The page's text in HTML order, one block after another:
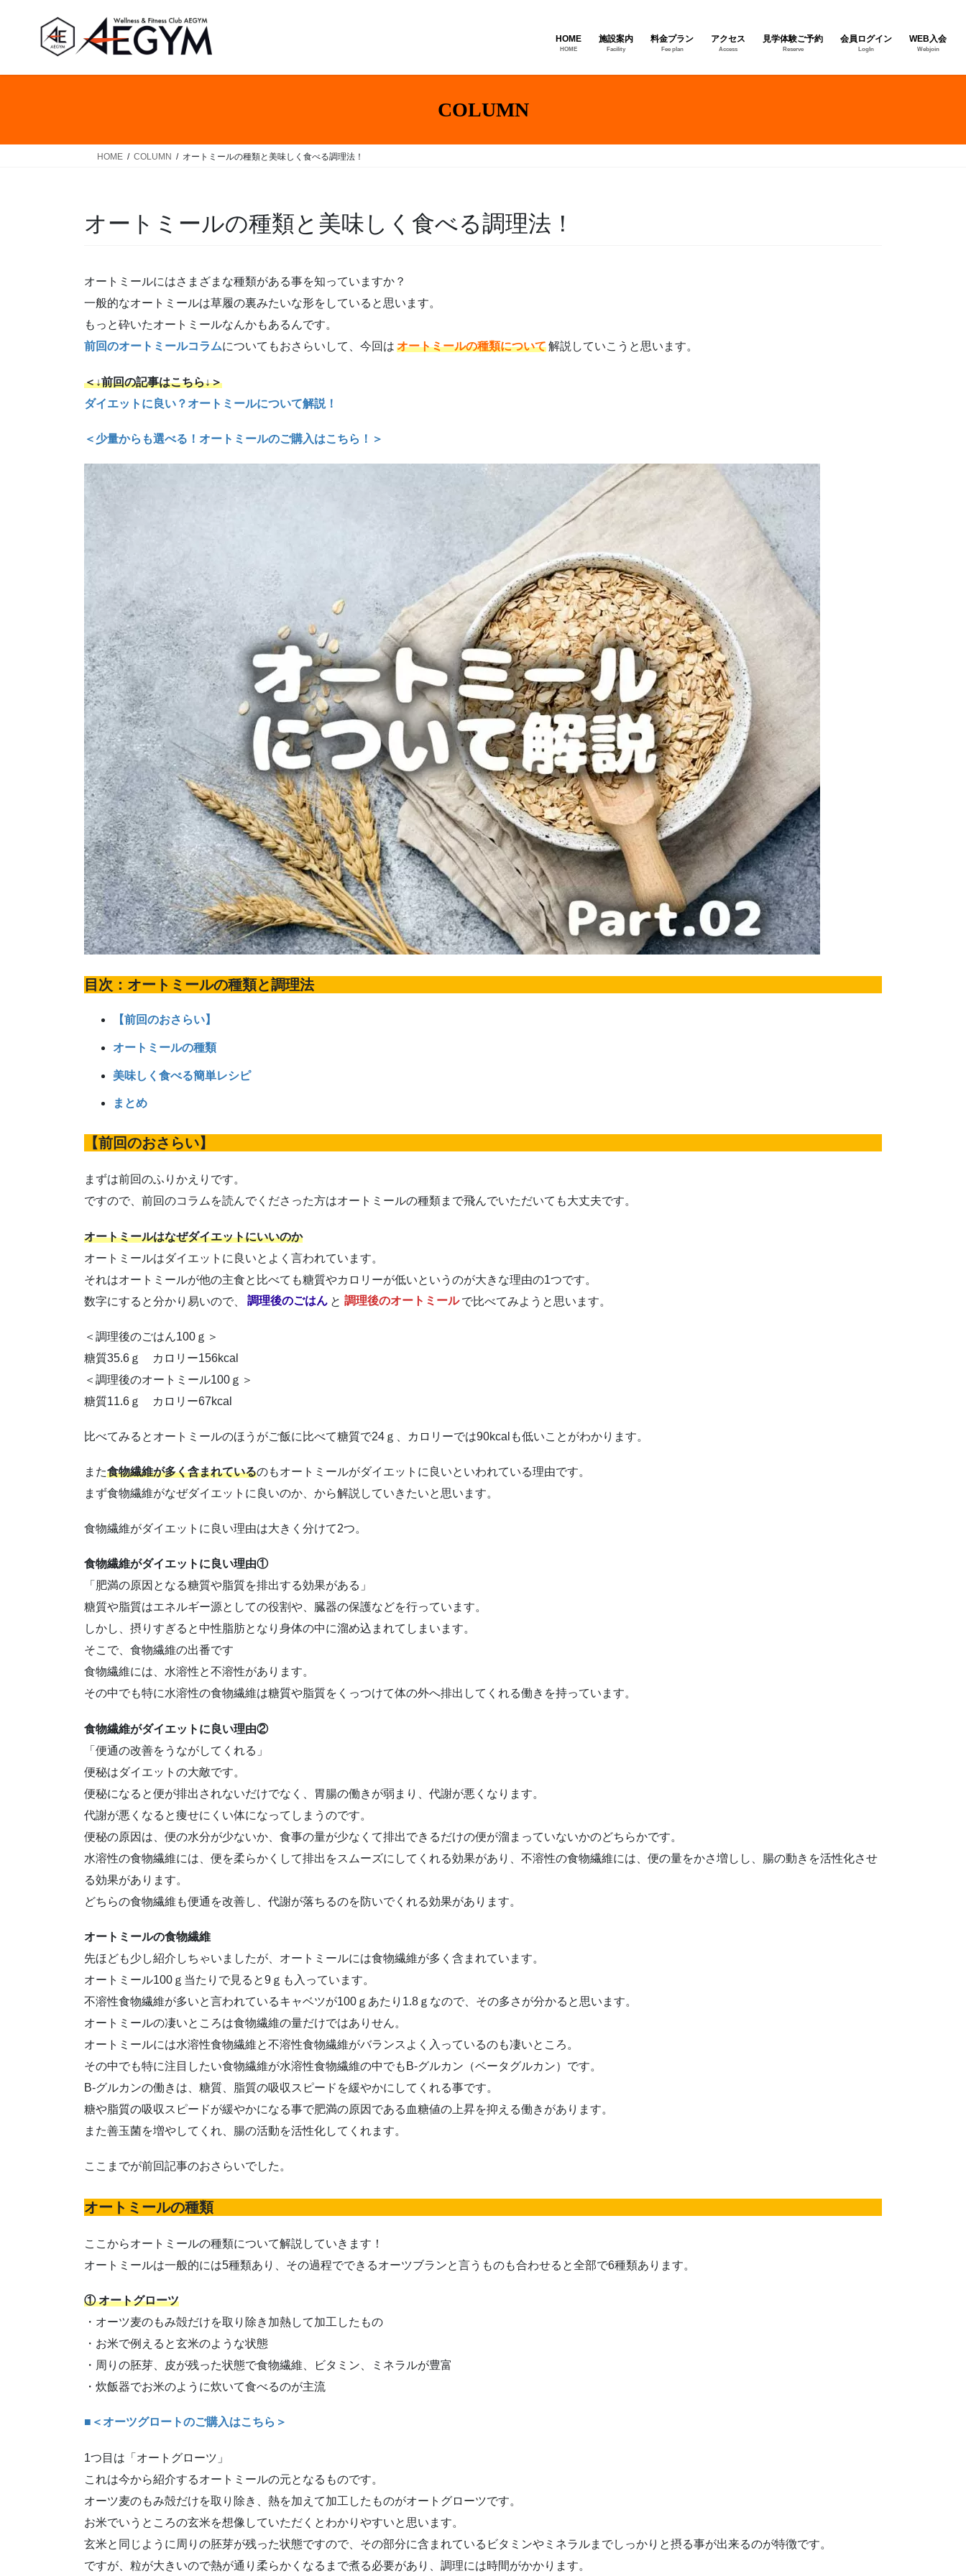
ツ
ッ
シ
移
HOME
HOME
施設案内
Facility
料金プラン
Fee plan
アクセス
Access
見学体験ご予約
Reserve
会員ログイン
LogIn
WEB入会
Webjoin
COLUMN
HOME COLUMN オートミールの種類と美味しく食べる調理法！
オートミールの種類と美味しく食べる調理法！
オートミールにはさまざまな種類がある事を知っていますか？
一般的なオートミールは草履の裏みたいな形をしていると思います。
もっと砕いたオートミールなんかもあるんです。
前回のオートミールコラムについてもおさらいして、今回は オートミールの種類について解説していこうと思います。
＜↓前回の記事はこちら↓＞
ダイエットに良い？オートミールについて解説！
＜少量からも選べる！オートミールのご購入はこちら！＞
目次：オートミールの種類と調理法
【前回のおさらい】
オートミールの種類
美味しく食べる簡単レシピ
まとめ
【前回のおさらい】
まずは前回のふりかえりです。
ですので、前回のコラムを読んでくださった方はオートミールの種類まで飛んでいただいても大丈夫です。
オートミールはなぜダイエットにいいのか
オートミールはダイエットに良いとよく言われています。
それはオートミールが他の主食と比べても糖質やカロリーが低いというのが大きな理由の1つです。
数字にすると分かり易いので、
調理後のごはん と 調理後のオートミール で比べてみようと思います。
＜調理後のごはん100ｇ＞
糖質35.6ｇ カロリー156kcal
＜調理後のオートミール100ｇ＞
糖質11.6ｇ カロリー67kcal
比べてみるとオートミールのほうがご飯に比べて糖質で24ｇ、カロリーでは90kcalも低いことがわかります。
また食物繊維が多く含まれているのもオートミールがダイエットに良いといわれている理由です。
まず食物繊維がなぜダイエットに良いのか、から解説していきたいと思います。
食物繊維がダイエットに良い理由は大きく分けて2つ。
食物繊維がダイエットに良い理由①
「肥満の原因となる糖質や脂質を排出する効果がある」
糖質や脂質はエネルギー源としての役割や、臓器の保護などを行っています。
しかし、摂りすぎると中性脂肪となり身体の中に溜め込まれてしまいます。
そこで、食物繊維の出番です
食物繊維には、水溶性と不溶性があります。
その中でも特に水溶性の食物繊維は糖質や脂質をくっつけて体の外へ排出してくれる働きを持っています。
食物繊維がダイエットに良い理由②
「便通の改善をうながしてくれる」
便秘はダイエットの大敵です。
便秘になると便が排出されないだけでなく、胃腸の働きが弱まり、代謝が悪くなります。
代謝が悪くなると痩せにくい体になってしまうのです。
便秘の原因は、便の水分が少ないか、食事の量が少なくて排出できるだけの便が溜まっていないかのどちらかです。
水溶性の食物繊維には、便を柔らかくして排出をスムーズにしてくれる効果があり、不溶性の食物繊維には、便の量をかさ増しし、腸の動きを活性化させ
る効果があります。
どちらの食物繊維も便通を改善し、代謝が落ちるのを防いでくれる効果があります。
オートミールの食物繊維
先ほども少し紹介しちゃいましたが、オートミールには食物繊維が多く含まれています。
オートミール100ｇ当たりで見ると9ｇも入っています。
不溶性食物繊維が多いと言われているキャベツが100ｇあたり1.8ｇなので、その多さが分かると思います。
オートミールの凄いところは食物繊維の量だけではありせん。
オートミールには水溶性食物繊維と不溶性食物繊維がバランスよく入っているのも凄いところ。
その中でも特に注目したい食物繊維が水溶性食物繊維の中でもB-グルカン（ベータグルカン）です。
B-グルカンの働きは、糖質、脂質の吸収スピードを緩やかにしてくれる事です。
糖や脂質の吸収スピードが緩やかになる事で肥満の原因である血糖値の上昇を抑える働きがあります。
また善玉菌を増やしてくれ、腸の活動を活性化してくれます。
ここまでが前回記事のおさらいでした。
オートミールの種類
ここからオートミールの種類について解説していきます！
オートミールは一般的には5種類あり、その過程でできるオーツブランと言うものも合わせると全部で6種類あります。
① オートグローツ
・オーツ麦のもみ殻だけを取り除き加熱して加工したもの
・お米で例えると玄米のような状態
・周りの胚芽、皮が残った状態で食物繊維、ビタミン、ミネラルが豊富
・炊飯器でお米のように炊いて食べるのが主流
■＜オーツグロートのご購入はこちら＞
1つ目は「オートグローツ」
これは今から紹介するオートミールの元となるものです。
オーツ麦のもみ殻だけを取り除き、熱を加えて加工したものがオートグローツです。
お米でいうところの玄米を想像していただくとわかりやすいと思います。
玄米と同じように周りの胚芽が残った状態ですので、その部分に含まれているビタミンやミネラルまでしっかりと摂る事が出来るのが特徴です。
ですが、粒が大きいので熱が通り柔らかくなるまで煮る必要があり、調理には時間がかかります。